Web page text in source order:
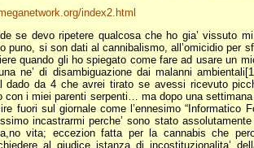
index2.html
se devo ripetere qualcosa che ho gia’ vissuto
puno, si son dati al cannibalismo, all’omicidio per
quando gli ho spiegato come fare ad usare un
ne’ di disambiguazione dai malanni
dado da 4 che avrei tirato se avessi ricevuto
con i miei parenti serpenti… ma dopo una
fuori sul giornale come l’ennesimo “Informatico
incastrarmi perche’ sono stato
vita; eccezion fatta per la cannabis che
al giudice istanza di incostituzionalita’